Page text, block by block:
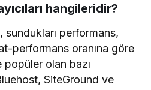
hangileridir?
sundukları performans,
performans oranına göre
olan bazı
SiteGround ve